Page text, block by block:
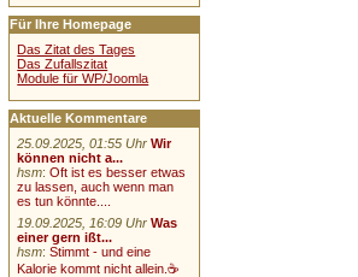
Für Ihre Homepage
Das Zitat des Tages
Das Zufallszitat
Module für WP/Joomla
Aktuelle Kommentare
25.09.2025, 01:55 Uhr Wir
können nicht a...
hsm:Oft ist es besser etwas
zu lassen, auch wenn man
es tun könnte....
19.09.2025, 16:09 Uhr Was
einer gern ißt...
hsm:Stimmt - und eine
Kalorie kommt nicht allein.☕